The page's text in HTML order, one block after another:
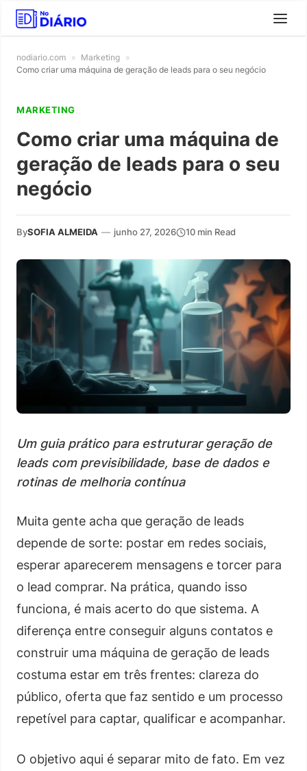
nodiario.com » Marketing »
Como criar uma máquina de geração de leads para o seu negócio
MARKETING
Como criar uma máquina de
geração de leads para o seu
negócio
BySOFIA ALMEIDA — junho 27, 2026 10 min Read
Um guia prático para estruturar geração de
leads com previsibilidade, base de dados e
rotinas de melhoria contínua
Muita gente acha que geração de leads
depende de sorte: postar em redes sociais,
esperar aparecerem mensagens e torcer para
o lead comprar. Na prática, quando isso
funciona, é mais acerto do que sistema. A
diferença entre conseguir alguns contatos e
construir uma máquina de geração de leads
costuma estar em três frentes: clareza do
público, oferta que faz sentido e um processo
repetível para captar, qualificar e acompanhar.
O objetivo aqui é separar mito de fato. Em vez